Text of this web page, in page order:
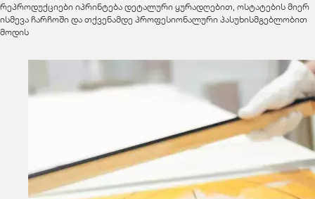
რეპროდუქციები იპრინტება დეტალური ყურადღებით, ოსტატების მიერ
ისმევა ჩარჩოში და თქვენამდე პროფესიონალური პასუხისმგებლობით
მოდის